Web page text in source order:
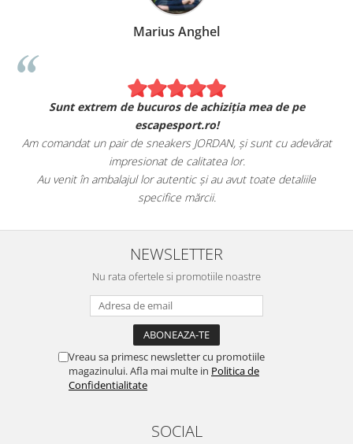
Marius Anghel
Sunt extrem de bucuros de achiziția mea de pe
escapesport.ro!
Am comandat un pair de sneakers JORDAN, și sunt cu adevărat
impresionat de calitatea lor.
Au venit în ambalajul lor autentic și au avut toate detaliile
specifice mărcii.
NEWSLETTER
Nu rata ofertele si promotiile noastre
Vreau sa primesc newsletter cu promotiile
magazinului. Afla mai multe in Politica de
Confidentialitate
SOCIAL